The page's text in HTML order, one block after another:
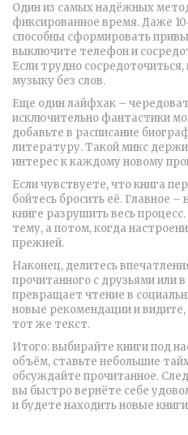
Один из самых надёжных
фиксированное время. Даже
способны сформировать
выключите телефон и
Если трудно
музыку без слов.
Еще один лайфхак –
исключительно фантастики
добавьте в расписание
литературу. Такой микс
интерес к каждому новому
Если чувствуете, что книга
бойтесь бросить её. Главное –
книге разрушить весь
тему, а потом, когда
прежней.
Наконец, делитесь
прочитанного с друзьями или
превращает чтение в
новые рекомендации и
тот же текст.
Итого: выбирайте книги под
объём, ставьте небольшие
обсуждайте прочитанное.
вы быстро вернёте себе
и будете находить новые